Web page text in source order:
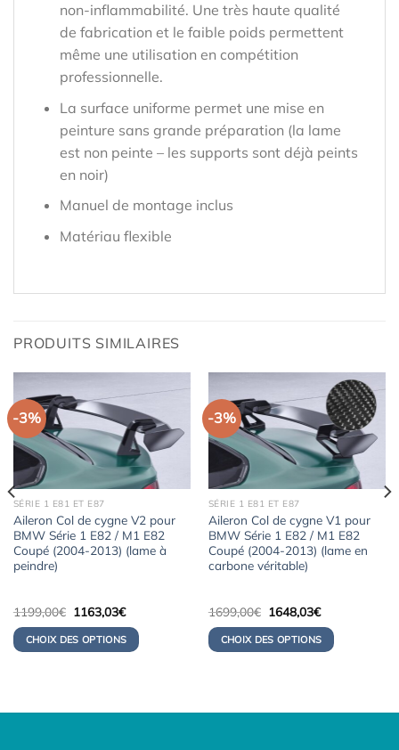
non-inflammabilité. Une très haute qualité
de fabrication et le faible poids permettent
même une utilisation en compétition
professionnelle.
La surface uniforme permet une mise en
peinture sans grande préparation (la lame
est non peinte – les supports sont déjà peints
en noir)
Manuel de montage inclus
Matériau flexible
PRODUITS SIMILAIRES
-3%
SÉRIE 1 E81 ET E87
Aileron Col de cygne V2 pour
BMW Série 1 E82 / M1 E82
Coupé (2004-2013) (lame à
peindre)
1199,00€ Le
prix
initial
était :
1199,00€.
1163,03€Le
actuel
est :
1163,03€.
CHOIX DES OPTIONS
-3%
SÉRIE 1 E81 ET E87
Aileron Col de cygne V1 pour
BMW Série 1 E82 / M1 E82
Coupé (2004-2013) (lame en
carbone véritable)
1699,00€ Le
prix
initial
était :
1699,00€.
1648,03€Le
actuel
est :
1648,03€.
CHOIX DES OPTIONS